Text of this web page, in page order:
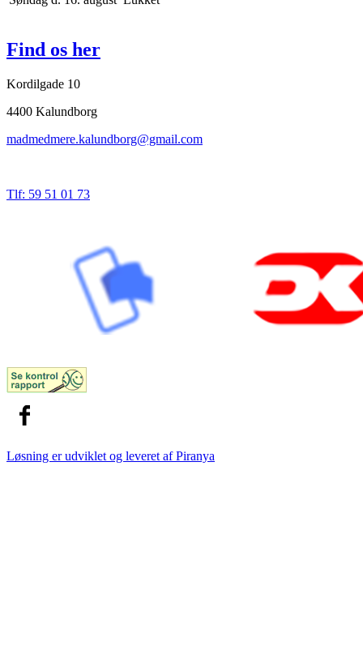
Find os her
Kordilgade 10
4400 Kalundborg
madmedmere.kalundborg@gmail.com
Tlf: 59 51 01 73
Løsning er udviklet og leveret afPiranya